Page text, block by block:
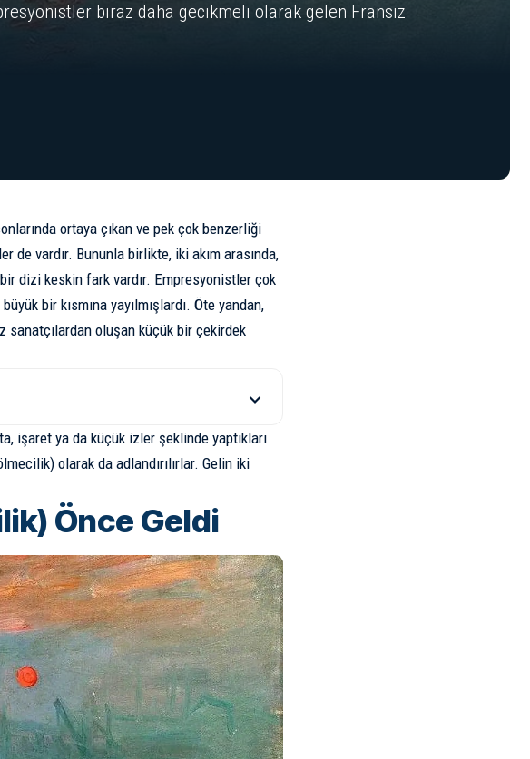
biraz daha gecikmeli olarak gelen Fransız
ortaya çıkan ve pek çok benzerliği
de vardır. Bununla birlikte, iki akım arasında,
dizi keskin fark vardır. Empresyonistler çok
bir kısmına yayılmışlardı. Öte yandan,
sanatçılardan oluşan küçük bir çekirdek
işaret ya da küçük izler şeklinde yaptıkları
olarak da adlandırılırlar. Gelin iki
Önce Geldi